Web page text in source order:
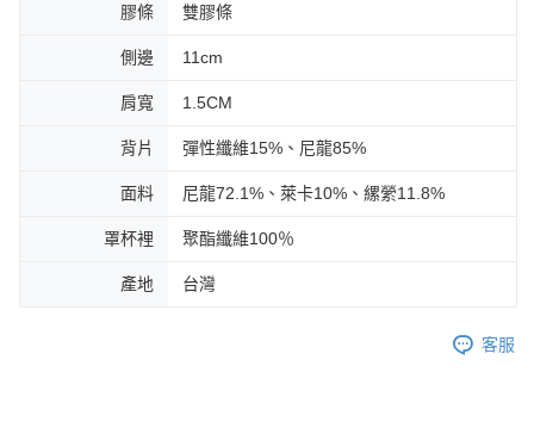
膠條 雙膠條
側邊 11cm
肩寬 1.5CM
背片 彈性纖維15%、尼龍85%
面料 尼龍72.1%、萊卡10%、縲縈11.8%
罩杯裡 聚酯纖維100％
產地 台灣
客服